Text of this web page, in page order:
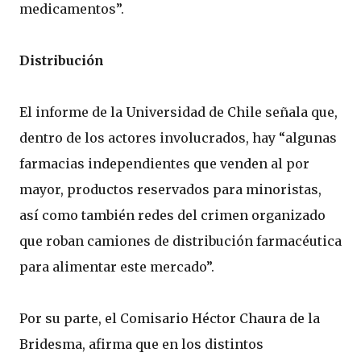
medicamentos”.
Distribución
El informe de la Universidad de Chile señala que,
dentro de los actores involucrados, hay “algunas
farmacias independientes que venden al por
mayor, productos reservados para minoristas,
así como también redes del crimen organizado
que roban camiones de distribución farmacéutica
para alimentar este mercado”.
Por su parte, el Comisario Héctor Chaura de la
Bridesma, afirma que en los distintos